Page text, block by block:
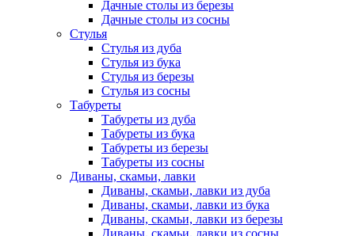
Дачные столы из березы
Дачные столы из сосны
Стулья
Стулья из дуба
Стулья из бука
Стулья из березы
Стулья из сосны
Табуреты
Табуреты из дуба
Табуреты из бука
Табуреты из березы
Табуреты из сосны
Диваны, скамьи, лавки
Диваны, скамьи, лавки из дуба
Диваны, скамьи, лавки из бука
Диваны, скамьи, лавки из березы
Диваны, скамьи, лавки из сосны